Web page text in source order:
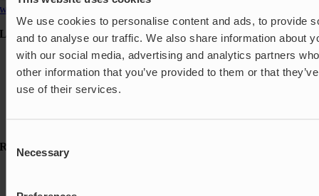
We use cookies to personalise content and ads, to provide
and to analyse our traffic. We also share information about
with our social media, advertising and analytics partners
other information that you’ve provided to them or that
use of their services.
Selection
Necessary
wapro@wapro.com
Lösningar
Avstängning & Styrning
Akvakultur
Bostäder
Flödesreglering
Resurser